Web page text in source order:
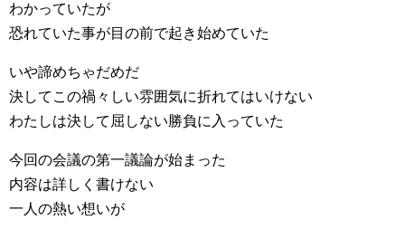
わかっていたが
恐れていた事が目の前で起き始めていた
いや諦めちゃだめだ
決してこの禍々しい雰囲気に折れてはいけない
わたしは決して屈しない勝負に入っていた
今回の会議の第一議論が始まった
内容は詳しく書けない
一人の熱い想いが